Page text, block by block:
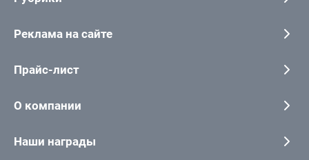
Реклама на сайте
Прайс-лист
О компании
Наши награды